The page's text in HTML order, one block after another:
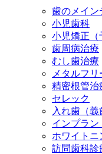
歯のメイン
小児歯科
小児矯正（
歯周病治療
むし歯治療
メタルフリ
精密根管治
セレック
入れ歯（義
インプラン
ホワイトニ
訪問歯科診